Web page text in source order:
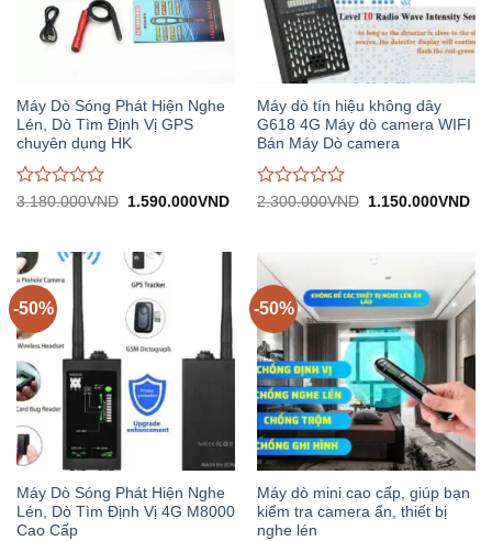
Máy Dò Sóng Phát Hiện Nghe
Lén, Dò Tìm Định Vị GPS
chuyên dụng HK
Được
0
trên
5
3.180.000VND
Giá
1.590.000VNDGiá
Máy dò tín hiệu không dây
G618 4G Máy dò camera WIFI
Bán Máy Dò camera
Được
0
trên
5
2.300.000VND
Giá
1.150.000VNDGiá
-50%
Máy Dò Sóng Phát Hiện Nghe
Lén, Dò Tìm Định Vị 4G M8000
Cao Cấp
-50%
Máy dò mini cao cấp, giúp bạn
kiểm tra camera ẩn, thiết bị
nghe lén